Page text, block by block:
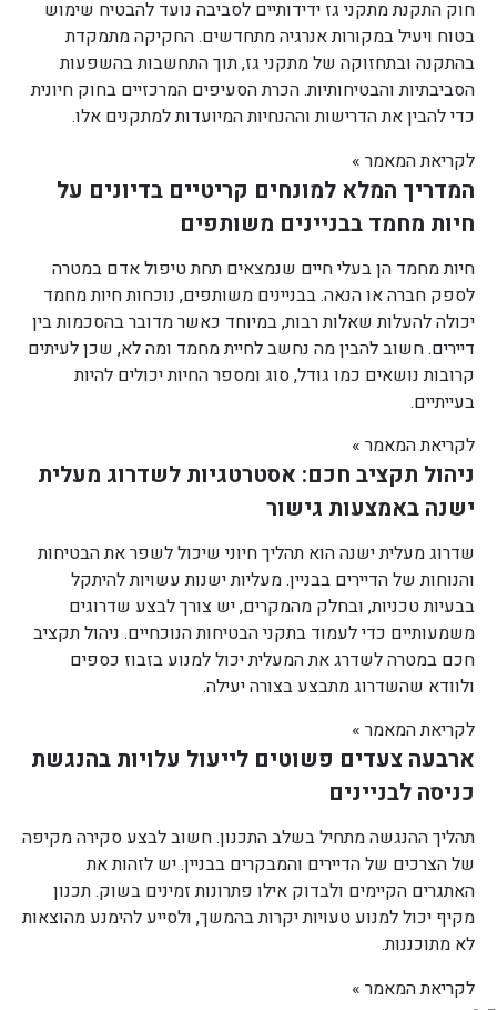
חוק התקנת מתקני גז ידידותיים לסביבה נועד להבטיח שימוש
בטוח ויעיל במקורות אנרגיה מתחדשים. החקיקה מתמקדת
בהתקנה ובתחזוקה של מתקני גז, תוך התחשבות בהשפעות
הסביבתיות והבטיחותיות. הכרת הסעיפים המרכזיים בחוק חיונית
כדי להבין את הדרישות וההנחיות המיועדות למתקנים אלו.
לקריאת המאמר »
המדריך המלא למונחים קריטיים בדיונים על
חיות מחמד בבניינים משותפים
חיות מחמד הן בעלי חיים שנמצאים תחת טיפול אדם במטרה
לספק חברה או הנאה. בבניינים משותפים, נוכחות חיות מחמד
יכולה להעלות שאלות רבות, במיוחד כאשר מדובר בהסכמות בין
דיירים. חשוב להבין מה נחשב לחיית מחמד ומה לא, שכן לעיתים
קרובות נושאים כמו גודל, סוג ומספר החיות יכולים להיות
בעייתיים.
לקריאת המאמר »
ניהול תקציב חכם: אסטרטגיות לשדרוג מעלית
ישנה באמצעות גישור
שדרוג מעלית ישנה הוא תהליך חיוני שיכול לשפר את הבטיחות
והנוחות של הדיירים בבניין. מעליות ישנות עשויות להיתקל
בבעיות טכניות, ובחלק מהמקרים, יש צורך לבצע שדרוגים
משמעותיים כדי לעמוד בתקני הבטיחות הנוכחיים. ניהול תקציב
חכם במטרה לשדרג את המעלית יכול למנוע בזבוז כספים
ולוודא שהשדרוג מתבצע בצורה יעילה.
לקריאת המאמר »
ארבעה צעדים פשוטים לייעול עלויות בהנגשת
כניסה לבניינים
תהליך ההנגשה מתחיל בשלב התכנון. חשוב לבצע סקירה מקיפה
של הצרכים של הדיירים והמבקרים בבניין. יש לזהות את
האתגרים הקיימים ולבדוק אילו פתרונות זמינים בשוק. תכנון
מקיף יכול למנוע טעויות יקרות בהמשך, ולסייע להימנע מהוצאות
לא מתוכננות.
לקריאת המאמר »